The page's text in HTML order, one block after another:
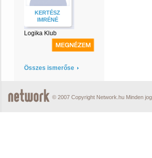
KERTÉSZ
IMRÉNÉ
Logika Klub
Összes ismerőse
© 2007 Copyright Network.hu Minden